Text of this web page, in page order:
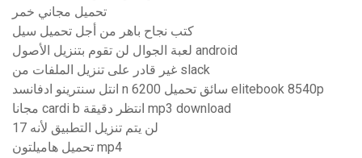
تحميل مجاني خمر
كتب نجاح باهر من أجل تحميل سيل
لعبة الجوال لن تقوم بتنزيل الأصول android
غير قادر على تنزيل الملفات من slack
انتل سنترينو ادفانسد n 6200 سائق تحميل elitebook 8540p
مجانا cardi b انتظر دقيقة mp3 download
لن يتم تنزيل التطبيق لأنه 17
تحميل هاميلتون mp4